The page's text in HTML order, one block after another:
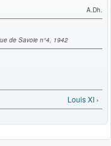
A.Dh.
de Savoie n°4, 1942
Louis XI ›